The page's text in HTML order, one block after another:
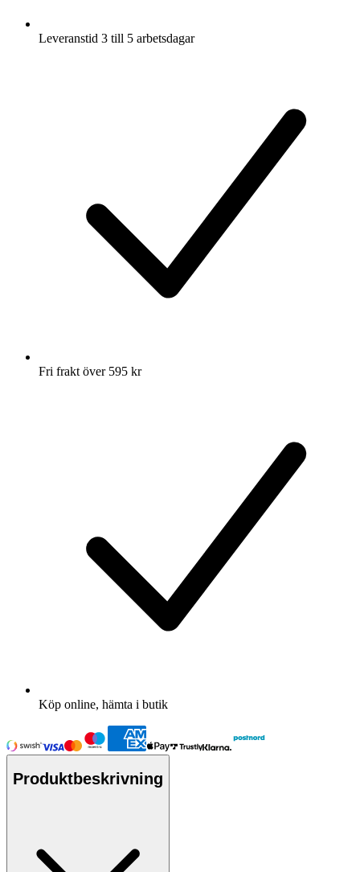
Leveranstid 3 till 5 arbetsdagar
Fri frakt över 595 kr
Köp online, hämta i butik
Produktbeskrivning